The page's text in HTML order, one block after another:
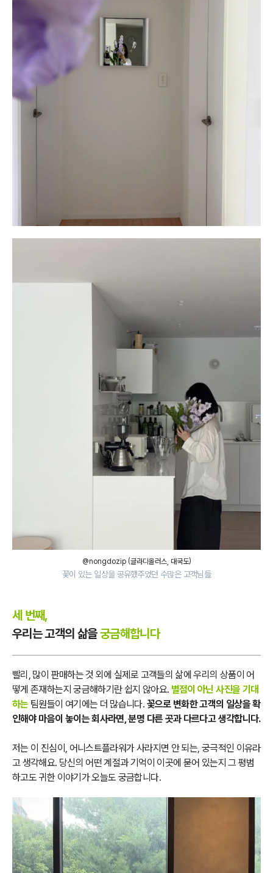
@nongdozip (글라디올러스, 대국도)
꽃이 있는 일상을 공유했주었던 수많은 고객님들
세 번째,
우리는 고객의 삶을궁금해합니다
빨리, 많이 판매하는 것 외에 실제로 고객들의 삶에 우리의 상품이 어
떻게 존재하는지 궁금해하기란 쉽지 않아요. 별점이 아닌 사진을 기대
하는 팀원들이 여기에는 더 많습니다. 꽃으로 변화한 고객의 일상을 확
인해야 마음이 놓이는 회사라면, 분명 다른 곳과 다르다고 생각합니다.
저는 이 진심이, 어니스트플라워가 사라지면 안 되는, 궁극적인 이유라
고 생각해요. 당신의 어떤 계절과 기억이 이곳에 묻어 있는지 그 평범
하고도 귀한 이야기가 오늘도 궁금합니다.